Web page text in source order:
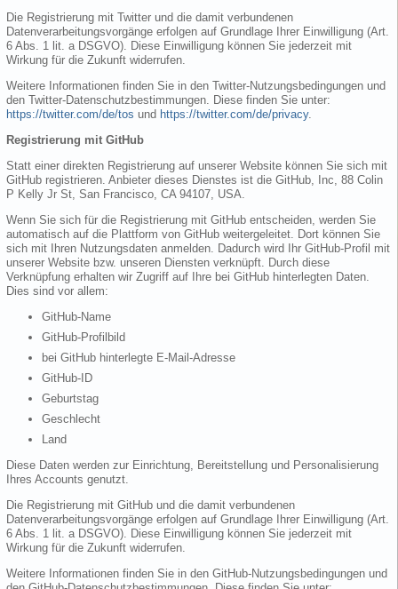
Die Registrierung mit Twitter und die damit verbundenen
Datenverarbeitungsvorgänge erfolgen auf Grundlage Ihrer Einwilligung (Art.
6 Abs. 1 lit. a DSGVO). Diese Einwilligung können Sie jederzeit mit
Wirkung für die Zukunft widerrufen.
Weitere Informationen finden Sie in den Twitter-Nutzungsbedingungen und
den Twitter-Datenschutzbestimmungen. Diese finden Sie unter:
https://twitter.com/de/tos und https://twitter.com/de/privacy.
Registrierung mit GitHub
Statt einer direkten Registrierung auf unserer Website können Sie sich mit
GitHub registrieren. Anbieter dieses Dienstes ist die GitHub, Inc, 88 Colin
P Kelly Jr St, San Francisco, CA 94107, USA.
Wenn Sie sich für die Registrierung mit GitHub entscheiden, werden Sie
automatisch auf die Plattform von GitHub weitergeleitet. Dort können Sie
sich mit Ihren Nutzungsdaten anmelden. Dadurch wird Ihr GitHub-Profil mit
unserer Website bzw. unseren Diensten verknüpft. Durch diese
Verknüpfung erhalten wir Zugriff auf Ihre bei GitHub hinterlegten Daten.
Dies sind vor allem:
GitHub-Name
GitHub-Profilbild
bei GitHub hinterlegte E-Mail-Adresse
GitHub-ID
Geburtstag
Geschlecht
Land
Diese Daten werden zur Einrichtung, Bereitstellung und Personalisierung
Ihres Accounts genutzt.
Die Registrierung mit GitHub und die damit verbundenen
Datenverarbeitungsvorgänge erfolgen auf Grundlage Ihrer Einwilligung (Art.
6 Abs. 1 lit. a DSGVO). Diese Einwilligung können Sie jederzeit mit
Wirkung für die Zukunft widerrufen.
Weitere Informationen finden Sie in den GitHub-Nutzungsbedingungen und